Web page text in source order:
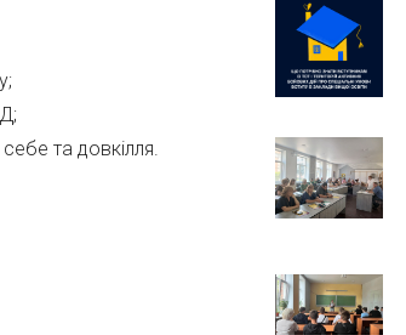
та довкілля.